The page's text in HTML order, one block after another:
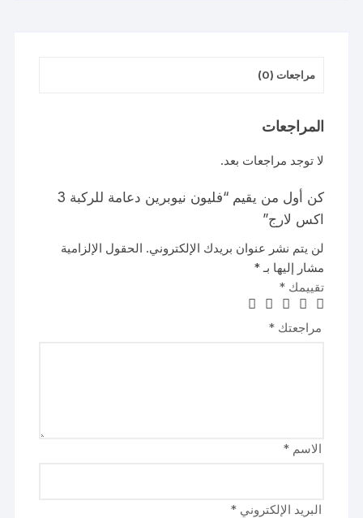
مراجعات (0)
المراجعات
لا توجد مراجعات بعد.
كن أول من يقيم “فليون نيوبرين دعامة للركبة 3
اكس لارج”
لن يتم نشر عنوان بريدك الإلكتروني. الحقول الإلزامية
مشار إليها بـ*
تقييمك*
مراجعتك*
الاسم*
البريد الإلكتروني*